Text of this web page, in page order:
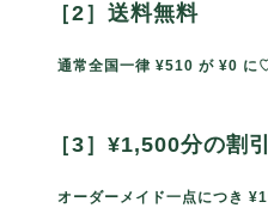
［2］送料無料
通常全国一律 ¥510 が ¥0 に
［3］¥1,500分の割
オーダーメイド一点につき